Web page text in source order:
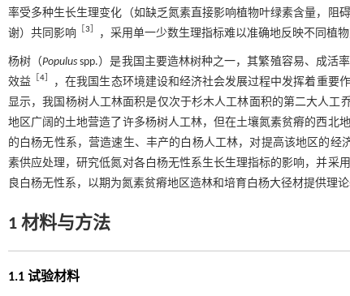
率受多种生长生理变化（如缺乏氮素直接影响植物叶绿素含量，阻
谢）共同影响 ［3］ ，采用单一少数生理指标难以准确地反映不同植
杨树（Populus spp.）是我国主要造林树种之一，其繁殖容易、成活
效益
［4］
，在我国生态环境建设和经济社会发展过程中发挥着重要
显示，我国杨树人工林面积是仅次于杉木人工林面积的第二大人工
地区广阔的土地营造了许多杨树人工林，但在土壤氮素贫瘠的西北
的白杨无性系，营造速生、丰产的白杨人工林，对提高该地区的
素供应处理，研究低氮对各白杨无性系生长生理指标的影响，并采
良白杨无性系，以期为氮素贫瘠地区造林和培育白杨大径材提供理论
1 材料与方法
1.1 试验材料